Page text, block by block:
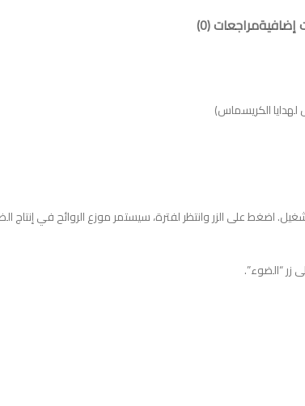
إضافيةمراجعات (0)
زر “الضوء”.